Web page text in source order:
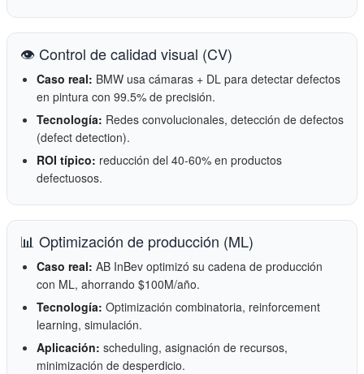
👁️ Control de calidad visual (CV)
Caso real: BMW usa cámaras + DL para detectar defectos
en pintura con 99.5% de precisión.
Tecnología: Redes convolucionales, detección de defectos
(defect detection).
ROI típico: reducción del 40-60% en productos
defectuosos.
📊 Optimización de producción (ML)
Caso real: AB InBev optimizó su cadena de producción
con ML, ahorrando $100M/año.
Tecnología: Optimización combinatoria, reinforcement
learning, simulación.
Aplicación: scheduling, asignación de recursos,
minimización de desperdicio.